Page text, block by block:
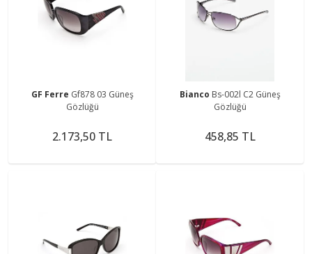
GF Ferre Gf878 03 Güneş
Gözlüğü
2.173,50 TL
Bianco Bs-002l C2 Güneş
Gözlüğü
458,85 TL